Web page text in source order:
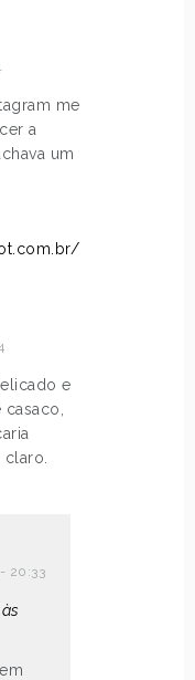
me
a
um
e
- 20:33